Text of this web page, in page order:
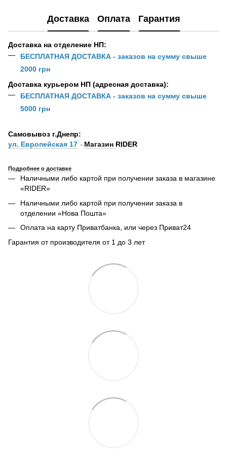
Доставка Оплата Гарантия
Доставка на отделение НП:
БЕСПЛАТНАЯ ДОСТАВКА - заказов на сумму свыше
2000 грн
Доставка курьером НП (адресная доставка):
БЕСПЛАТНАЯ ДОСТАВКА - заказов на сумму свыше
5000 грн
Самовывоз г.Днепр:
ул. Европейская 17 - Магазин RIDER
Подробнее о доставке
Наличными либо картой при получении заказа в магазине
«RIDER»
Наличными либо картой при получении заказа в
отделении «Нова Пошта»
Оплата на карту Приватбанка, или через Приват24
Гарантия от производителя от 1 до 3 лет